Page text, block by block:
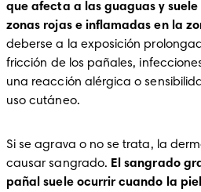
que afecta a las guaguas y
zonas rojas e inflamadas en la
deberse a la exposición
fricción de los pañales,
una reacción alérgica o
uso cutáneo.
Si se agrava o no se trata, la
causar sangrado. El sangrado
pañal suele ocurrir cuando la